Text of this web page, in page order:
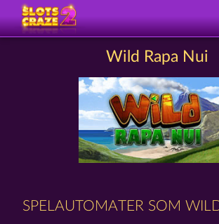
Wild Rapa Nui
SPELAUTOMATER SOM